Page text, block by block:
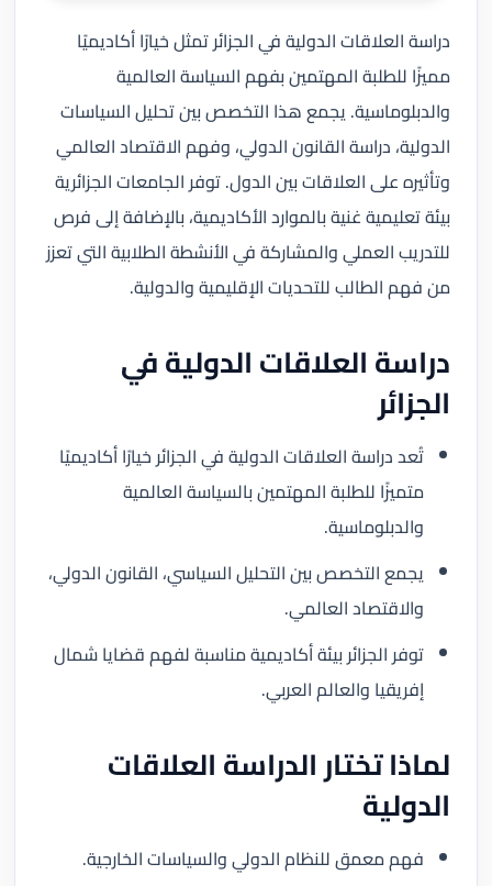
دراسة العلاقات الدولية في الجزائر تمثل خيارًا أكاديميًا
مميزًا للطلبة المهتمين بفهم السياسة العالمية
والدبلوماسية. يجمع هذا التخصص بين تحليل السياسات
الدولية، دراسة القانون الدولي، وفهم الاقتصاد العالمي
وتأثيره على العلاقات بين الدول. توفر الجامعات الجزائرية
بيئة تعليمية غنية بالموارد الأكاديمية، بالإضافة إلى فرص
للتدريب العملي والمشاركة في الأنشطة الطلابية التي تعزز
من فهم الطالب للتحديات الإقليمية والدولية.
دراسة العلاقات الدولية في
الجزائر
تُعد دراسة العلاقات الدولية في الجزائر خيارًا أكاديميًا
متميزًا للطلبة المهتمين بالسياسة العالمية
والدبلوماسية.
يجمع التخصص بين التحليل السياسي، القانون الدولي،
والاقتصاد العالمي.
توفر الجزائر بيئة أكاديمية مناسبة لفهم قضايا شمال
إفريقيا والعالم العربي.
لماذا تختار الدراسة العلاقات
الدولية
فهم معمق للنظام الدولي والسياسات الخارجية.